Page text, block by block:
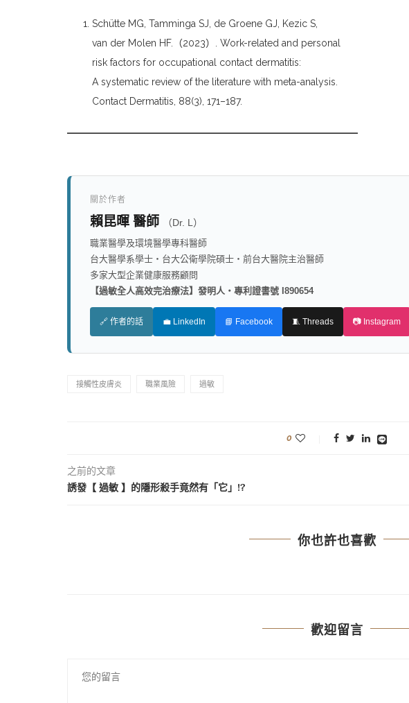
Schütte MG, Tamminga SJ, de Groene GJ, Kezic S,
van der Molen HF.（2023）. Work-related and personal
risk factors for occupational contact dermatitis:
A systematic review of the literature with meta-analysis.
Contact Dermatitis, 88(3), 171–187.
━━━━━━━━━━━━━━━━━━━━━━━━━━━━━━
關於作者
賴昆暉 醫師 （Dr. L）
職業醫學及環境醫學專科醫師
台大醫學系學士・台大公衛學院碩士・前台大醫院主治醫師
多家大型企業健康服務顧問
【過敏全人高效完治療法】發明人・專利證書號 I890654
🔗 作者的話 💼 LinkedIn 📘 Facebook 🧵 Threads 📷 Instagram
接觸性皮膚炎 職業風險 過敏
0
之前的文章
誘發【 過敏 】的隱形殺手竟然有「它」!?
你也許也喜歡
歡迎留言